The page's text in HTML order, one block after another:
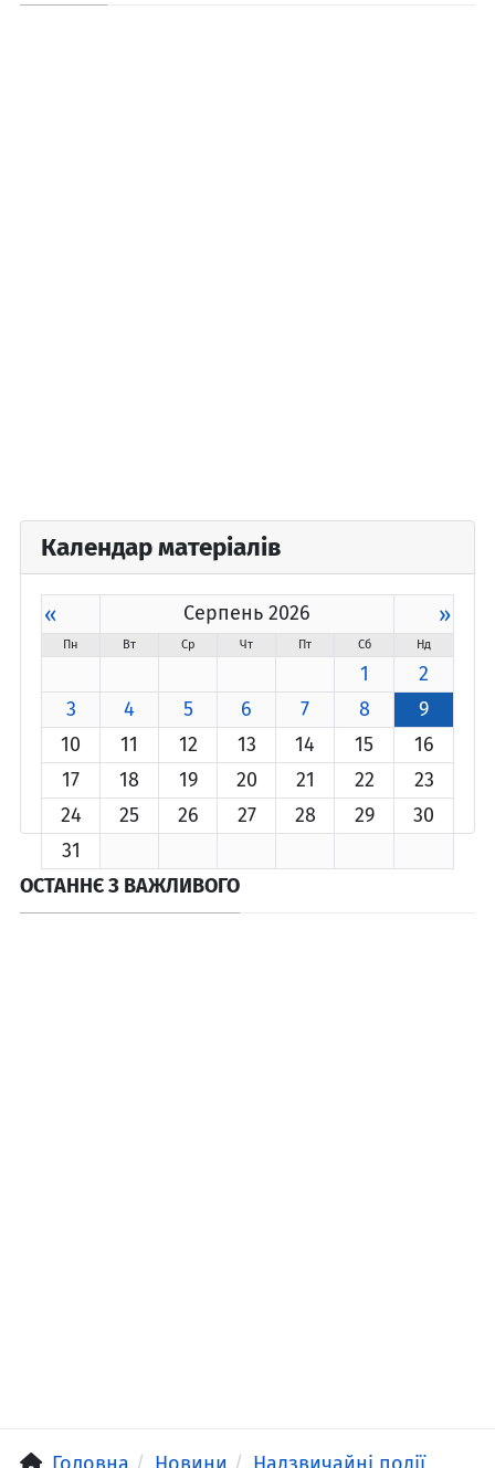
Календар матеріалів
« Серпень 2026 »
Пн Вт Ср Чт Пт Сб Нд
1
2
3
4 5 6 7 8
9
10
11 12 13 14 15
16
17
18 19 20 21 22
23
24
25 26 27 28 29
30
31
ОСТАННЄ З ВАЖЛИВОГО